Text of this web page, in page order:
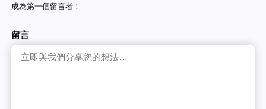
成為第一個留言者！
留言